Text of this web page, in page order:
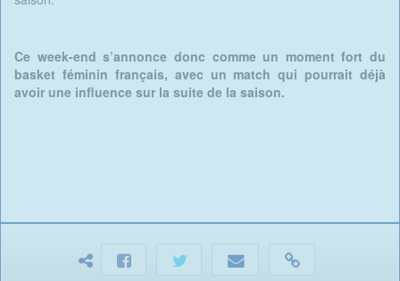
Ce week-end s’annonce donc comme un moment fort du
basket féminin français, avec un match qui pourrait déjà
avoir une influence sur la suite de la saison.